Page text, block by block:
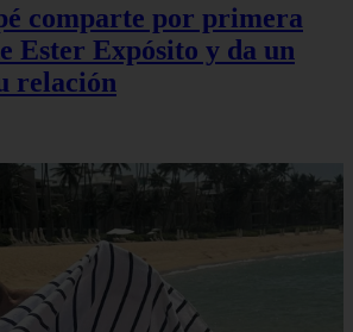
comparte por primera
Ester Expósito y da un
relación